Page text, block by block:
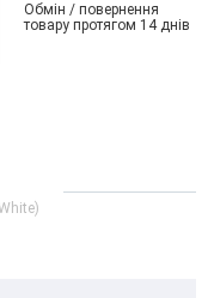
Обмін / повернення
товару протягом 14 днів